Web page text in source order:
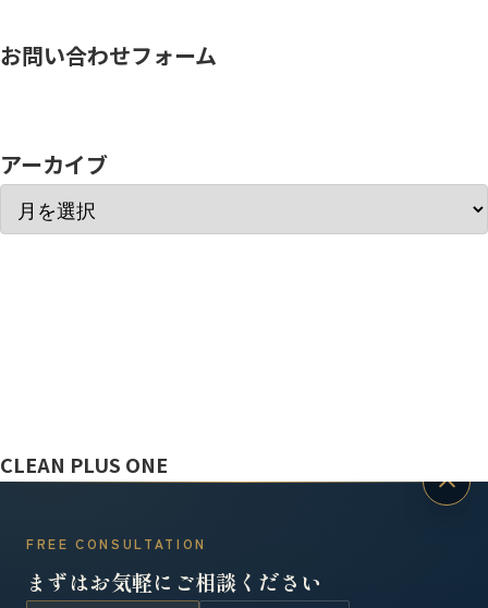
お問い合わせフォーム
アーカイブ
CLEAN PLUS ONE
FREE CONSULTATION
まずはお気軽にご相談ください